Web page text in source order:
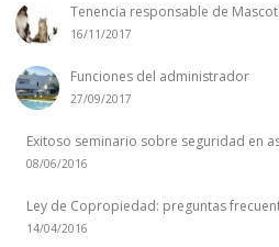
Tenencia responsable de
16/11/2017
Funciones del administrador
27/09/2017
Exitoso seminario sobre seguridad en
08/06/2016
Ley de Copropiedad: preguntas
14/04/2016